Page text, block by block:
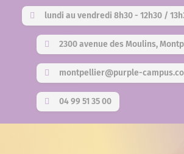
lundi au vendredi 8h30 - 12h30 /
2300 avenue des Moulins,
montpellier@purple-
04 99 51 35 00